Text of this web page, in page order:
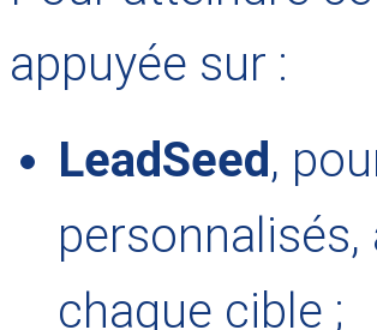
appuyée sur :
LeadSeed ,
chaque cible ;